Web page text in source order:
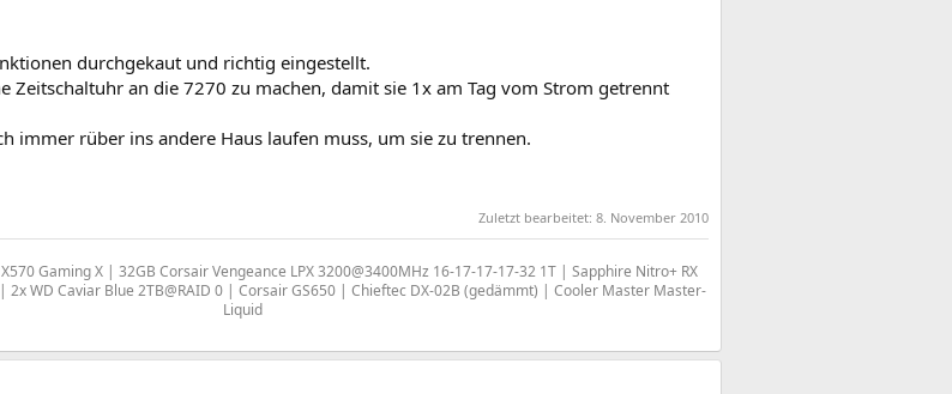
durchgekaut und richtig eingestellt.
Zeitschaltuhr an die 7270 zu machen, damit sie 1x am Tag vom Strom getrennt
immer rüber ins andere Haus laufen muss, um sie zu trennen.
Zuletzt bearbeitet: 8. November 2010
Gaming X | 32GB Corsair Vengeance LPX 3200@3400MHz 16-17-17-17-32 1T | Sapphire Nitro+ RX
2x WD Caviar Blue 2TB@RAID 0 | Corsair GS650 | Chieftec DX-02B (gedämmt) | Cooler Master Master-
Liquid